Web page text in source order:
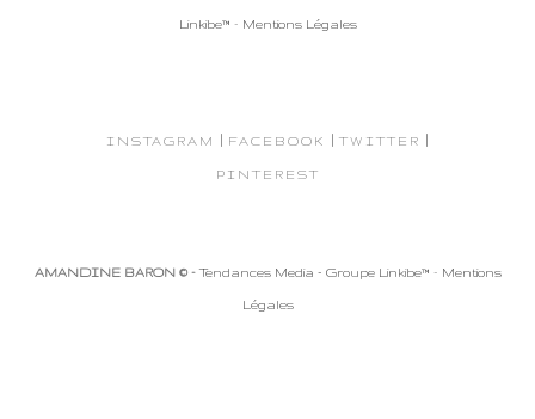
Linkibe™ - Mentions Légales
INSTAGRAM | FACEBOOK | TWITTER |
PINTEREST
AMANDINE BARON © -Tendances Media - Groupe Linkibe™ - Mentions
Légales